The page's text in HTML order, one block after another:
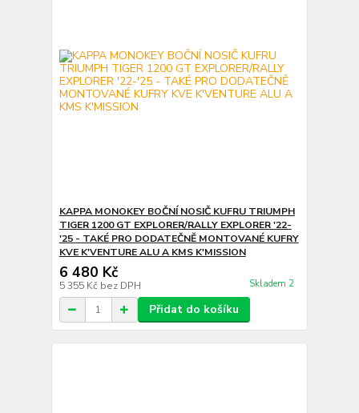
KAPPA MONOKEY BOČNÍ NOSIČ KUFRU TRIUMPH
TIGER 1200 GT EXPLORER/RALLY EXPLORER '22-
'25 - TAKÉ PRO DODATEČNĚ MONTOVANÉ KUFRY
KVE K'VENTURE ALU A KMS K'MISSION
6 480 Kč
5 355 Kč bez DPH Skladem 2
Přidat do košíku